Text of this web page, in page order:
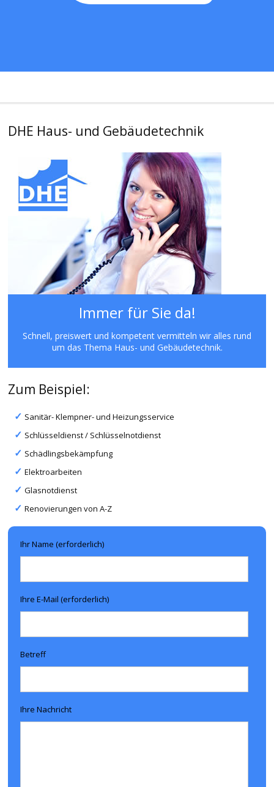
DHE Haus- und Gebäudetechnik
Immer für Sie da!
Schnell, preiswert und kompetent vermitteln wir alles rund
um das Thema Haus- und Gebäudetechnik.
Zum Beispiel:
Sanitär- Klempner- und Heizungsservice
Schlüsseldienst / Schlüsselnotdienst
Schädlingsbekämpfung
Elektroarbeiten
Glasnotdienst
Renovierungen von A-Z
Ihr Name (erforderlich)
Ihre E-Mail (erforderlich)
Betreff
Ihre Nachricht